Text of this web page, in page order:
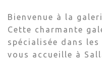
Bienvenue à la
Cette charmante
spécialisée dans
vous accueille à